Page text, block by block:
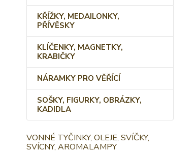
KŘÍŽKY, MEDAILONKY,
PŘÍVĚSKY
KLÍČENKY, MAGNETKY,
KRABIČKY
NÁRAMKY PRO VĚŘÍCÍ
SOŠKY, FIGURKY, OBRÁZKY,
KADIDLA
VONNÉ TYČINKY, OLEJE, SVÍČKY,
SVÍCNY, AROMALAMPY